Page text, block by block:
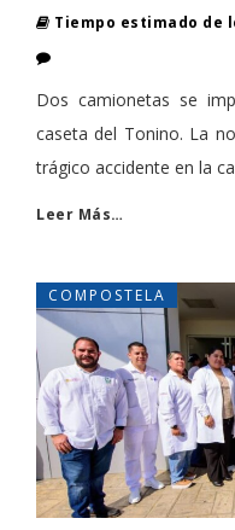
Tiempo estimado de
Dos camionetas se
caseta del Tonino. La
trágico accidente en la
Leer Más…
COMPOSTELA